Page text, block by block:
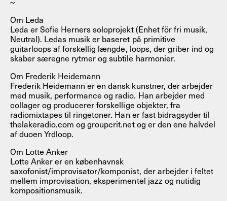
Om Leda
Leda er Sofie Herners soloprojekt (Enhet för fri musik,
Neutral). Ledas musik er baseret på primitive
guitarloops af forskellig længde, loops, der griber ind og
skaber særegne rytmer og subtile harmonier.
Om Frederik Heidemann
Frederik Heidemann er en dansk kunstner, der arbejder
med musik, performance og radio. Han arbejder med
collager og producerer forskellige objekter, fra
radiomixtapes til ringetoner. Han er fast bidragsyder til
thelakeradio.com og groupcrit.net og er den ene halvdel
af duoen Yrdloop.
Om Lotte Anker
Lotte Anker er en københavnsk
saxofonist/improvisator/komponist, der arbejder i feltet
mellem improvisation, eksperimentel jazz og nutidig
kompositionsmusik.